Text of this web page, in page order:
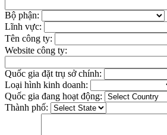
Bộ phận:
Lĩnh vực:
Tên công ty:
Website công ty:
Quốc gia đặt trụ sở chính:
Loại hình kinh doanh:
Quốc gia đang hoạt động:
Thành phố: